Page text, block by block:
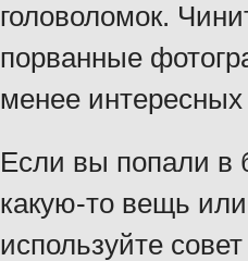
головоломок.
порванные
менее
Если вы попали в
какую-то вещь или
используйте